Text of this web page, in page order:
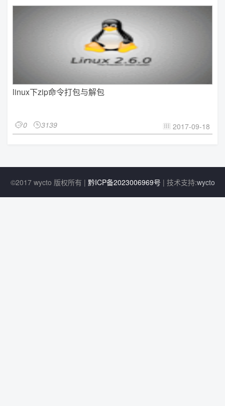
linux下zip命令打包与解包
0 3139  2017-09-18
©2017 wycto 版权所有 | 黔ICP备2023006969号 | 技术支持:wycto